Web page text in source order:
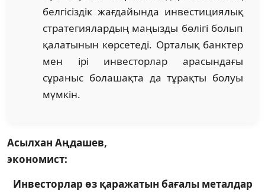
белгісіздік жағдайында инвестициялық
стратегиялардың маңызды бөлігі болып
қалатынын көрсетеді. Орталық банктер
мен ірі инвесторлар арасындағы
сұраныс болашақта да тұрақты болуы
мүмкін.
Асылхан Аңдашев,
экономист:
Инвесторлар өз қаражатын бағалы металдар